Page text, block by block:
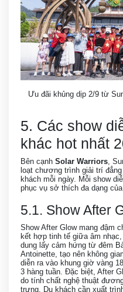
Ưu đãi khủng dịp 2/9 từ
5. Các show
khác hot nhất
Bên cạnh Solar Warriors ,
loạt chương trình giải trí
khách mỗi ngày. Mỗi show
phục vụ sở thích đa dạng của
5.1. Show After
Show After Glow mang đậm
kết hợp tinh tế giữa âm
dung lấy cảm hứng từ đêm
Antoinette, tạo nên không
diễn ra vào khung giờ vàng
3 hàng tuần. Đặc biệt, After
do tính chất nghệ thuật
trưng. Du khách cần xuất